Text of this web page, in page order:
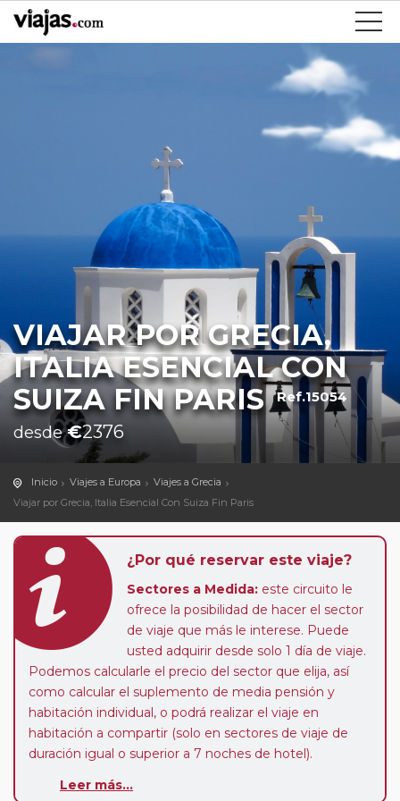
VIAJAR POR GRECIA,
ITALIA ESENCIAL CON
SUIZA FIN PARIS Ref.15054
desde€2376
Inicio Viajes a Europa
Viajes a Grecia
Viajar por Grecia, Italia Esencial Con Suiza Fin Paris
¿Por qué reservar este viaje?
Sectores a Medida: este circuito le
ofrece la posibilidad de hacer el sector
de viaje que más le interese. Puede
usted adquirir desde solo 1 día de viaje.
Podemos calcularle el precio del sector que elija, así
como calcular el suplemento de media pensión y
habitación individual, o podrá realizar el viaje en
habitación a compartir (solo en sectores de viaje de
duración igual o superior a 7 noches de hotel).
de que usted pueda programar una o más paradas en
Leer más...